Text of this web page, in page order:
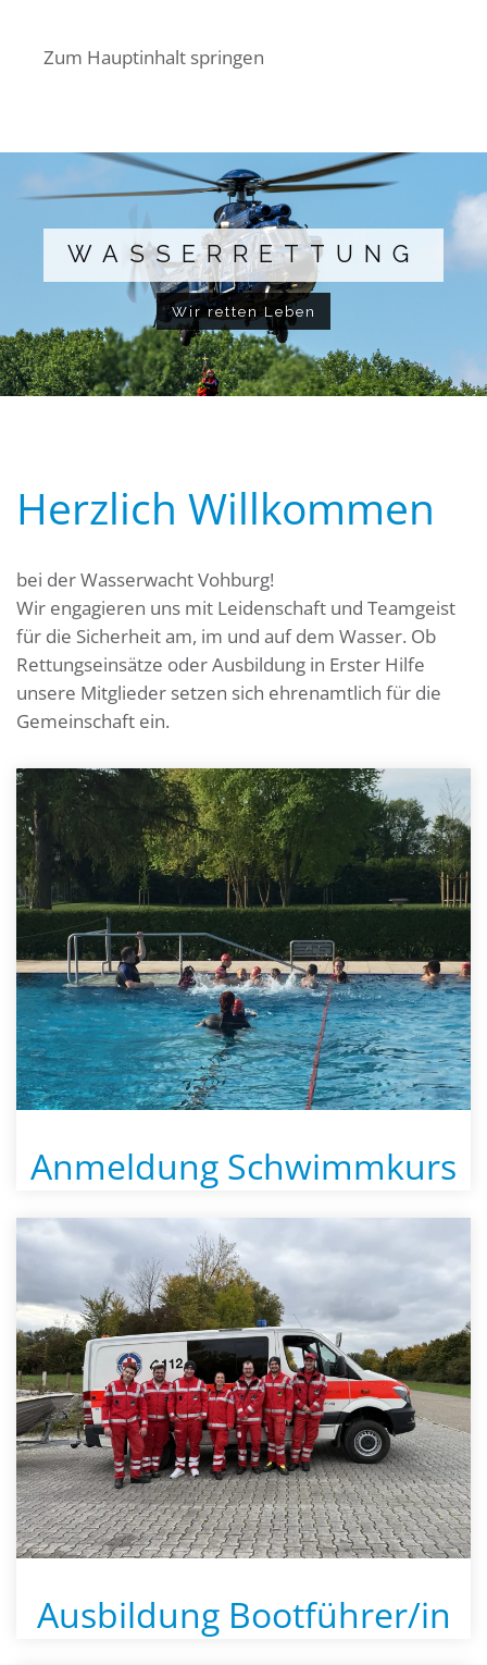
Zum Hauptinhalt springen
WASSERRETTUNG
Wir retten Leben
Herzlich Willkommen
bei der Wasserwacht Vohburg!
Wir engagieren uns mit Leidenschaft und Teamgeist
für die Sicherheit am, im und auf dem Wasser. Ob
Rettungseinsätze oder Ausbildung in Erster Hilfe
unsere Mitglieder setzen sich ehrenamtlich für die
Gemeinschaft ein.
Anmeldung Schwimmkurs
Ausbildung Bootführer/in